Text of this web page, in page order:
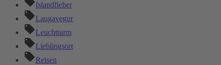
Islandfieber
Laugavegur
Leuchtturm
Lieblingsort
Reisen